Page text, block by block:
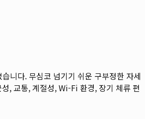
니다. 무심코 넘기기 쉬운 구부정한 자세
, 교통, 계절성, Wi-Fi 환경, 장기 체류 편